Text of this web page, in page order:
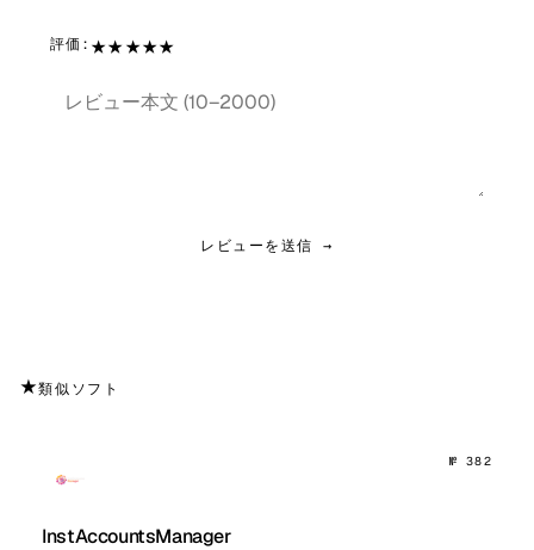
評価: ★★★★★
レビューを送信 →
★類似ソフト
№ 382
InstAccountsManager